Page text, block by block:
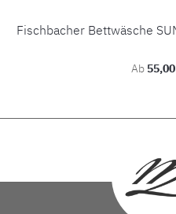
Fischbacher Bettwäsche
Ab